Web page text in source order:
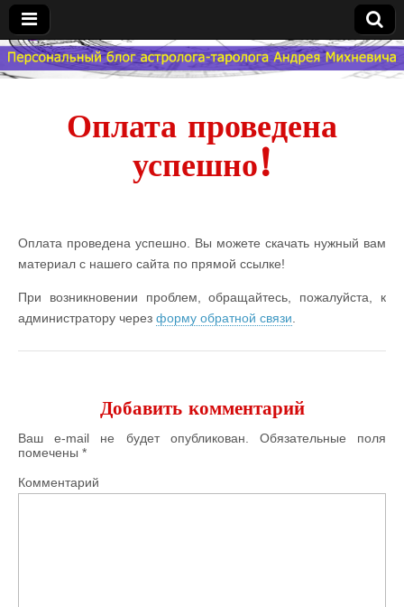
Гороскоп
Мой
— MZZ
Оплата проведена
успешно!
Оплата проведена успешно. Вы можете скачать нужный вам
материал с нашего сайта по прямой ссылке!
При возникновении проблем, обращайтесь, пожалуйста, к
администратору через форму обратной связи
Добавить комментарий
Ваш e-mail не будет опубликован.
Обязательные поля
помечены *
Комментарий